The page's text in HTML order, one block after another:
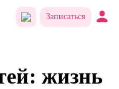
Записаться
жизнь